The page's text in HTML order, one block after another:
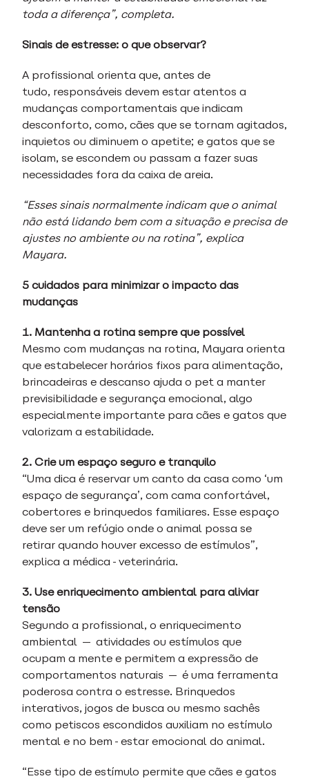
toda a diferença”, completa.
Sinais de estresse: o que observar?
A profissional orienta que, antes de
tudo, responsáveis devem estar atentos a
mudanças comportamentais que indicam
desconforto, como, cães que se tornam agitados,
inquietos ou diminuem o apetite; e gatos que se
isolam, se escondem ou passam a fazer suas
necessidades fora da caixa de areia.
“Esses sinais normalmente indicam que o animal
não está lidando bem com a situação e precisa de
ajustes no ambiente ou na rotina”, explica
Mayara.
5 cuidados para minimizar o impacto das
mudanças
1. Mantenha a rotina sempre que possível
Mesmo com mudanças na rotina, Mayara orienta
que estabelecer horários fixos para alimentação,
brincadeiras e descanso ajuda o pet a manter
previsibilidade e segurança emocional, algo
especialmente importante para cães e gatos que
valorizam a estabilidade.
2. Crie um espaço seguro e tranquilo
“Uma dica é reservar um canto da casa como ‘um
espaço de segurança’, com cama confortável,
cobertores e brinquedos familiares. Esse espaço
deve ser um refúgio onde o animal possa se
retirar quando houver excesso de estímulos”,
explica a médica-veterinária.
3. Use enriquecimento ambiental para aliviar
tensão
Segundo a profissional, o enriquecimento
ambiental — atividades ou estímulos que
ocupam a mente e permitem a expressão de
comportamentos naturais — é uma ferramenta
poderosa contra o estresse. Brinquedos
interativos, jogos de busca ou mesmo sachês
como petiscos escondidos auxiliam no estímulo
mental e no bem-estar emocional do animal.
“Esse tipo de estímulo permite que cães e gatos